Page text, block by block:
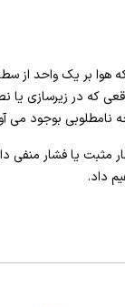
هوا بر یک واحد از
که در زیرسازی یا
نامطلوبی بوجود می
مثبت یا فشار منفی
داد.